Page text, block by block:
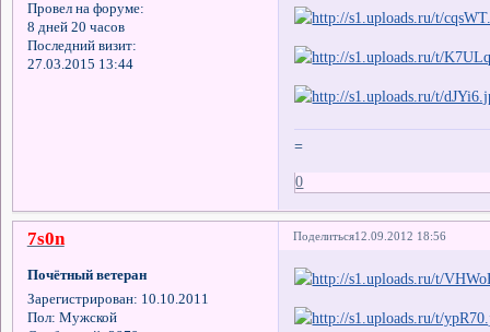
Провел на форуме:
8 дней 20 часов
Последний визит:
27.03.2015 13:44
=
0
Поделиться12.09.2012 18:56
7s0n
Почётный ветеран
Зарегистрирован: 10.10.2011
Пол: Мужской